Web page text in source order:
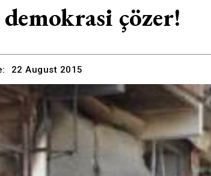
çözer!
22 August 2015